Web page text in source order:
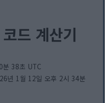
드 계산기
분 38초 UTC
년 1월 12일 오후 2시 34분